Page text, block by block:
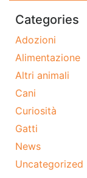
Categories
Adozioni
Alimentazione
Altri animali
Cani
Curiosità
Gatti
News
Uncategorized